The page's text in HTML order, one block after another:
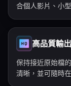
合個人影片、小
高品質輸出
保持接近原始檔
清晰，並可隨時